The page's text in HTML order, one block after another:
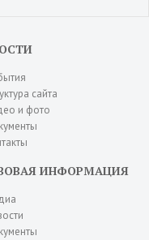
сайта
и фото
ИНФОРМАЦИЯ